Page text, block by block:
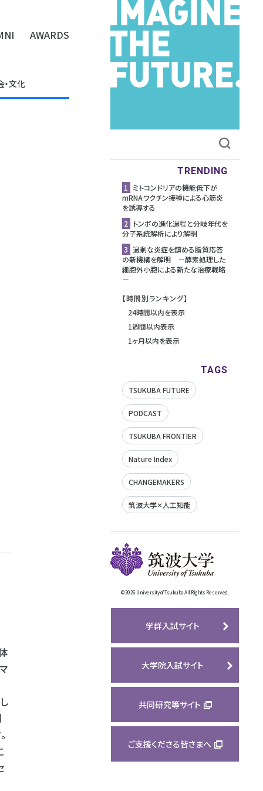
AWARDS
・文化
TRENDING
1 ミトコンドリアの機能低下が
mRNAワクチン接種による心筋炎
を誘導する
2 トンボの進化過程と分岐年代を
分子系統解析により解明
3 過剰な炎症を鎮める脂質応答
の新機構を解明 －酵素処理した
細胞外小胞による新たな治療戦略
－
【時間別ランキング】
24時間以内を表示
1週間以内表示
1ヶ月以内を表示
TAGS
TSUKUBA FUTURE
PODCAST
TSUKUBA FRONTIER
Nature Index
CHANGEMAKERS
筑波大学✕人工知能
©2026 University of Tsukuba All Rights Reserved.
学群入試サイト
大学院入試サイト
共同研究等サイト
ご支援くださる皆さまへ